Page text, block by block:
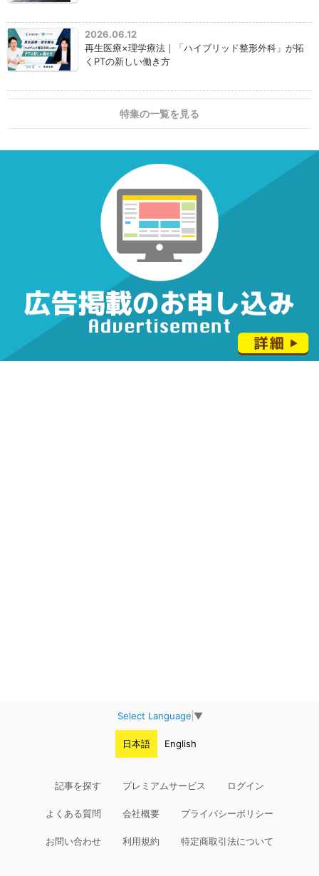
2026.06.12
再生医療×理学療法｜「ハイブリッド整形外科」が拓
くPTの新しい働き方
特集の一覧を見る
Select Language ▼
日本語 English
記事を探す プレミアムサービス ログイン
よくある質問 会社概要 プライバシーポリシー
お問い合わせ 利用規約 特定商取引法について